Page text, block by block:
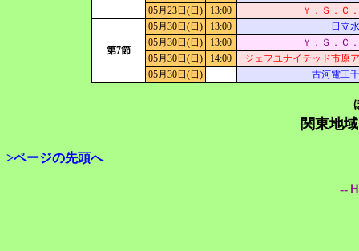
05月23日(日)
13:00 Ｙ．Ｓ．Ｃ
第7節
05月30日(日) 13:00
日立
05月30日(日)
13:00
Ｙ．Ｓ．Ｃ
05月30日(日)
14:00
ジェフユナイテッド市原
05月30日(日)
古河電工
関東地
>ページの先頭へ
--